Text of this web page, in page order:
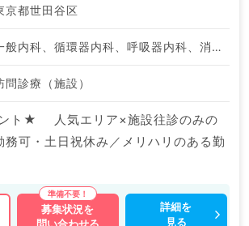
京都世田谷区
一般内科、循環器内科、呼吸器内科、消化器内科、内分泌・代謝内科
問診療（施設）
ト★ 人気エリア×施設往診のみの
可・土日祝休み／メリハリのある勤
募集状況を
詳細を
見る